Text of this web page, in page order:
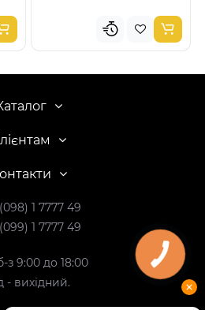
1 7777 49
1 7777 49
з 9:00 до 18:00
- вихідний.